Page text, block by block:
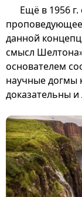
Ещё в 1956
данной
смысл
основателем
научные догмы
доказательны